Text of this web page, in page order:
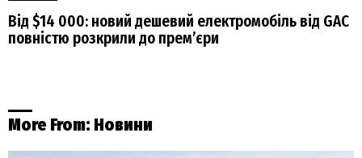
Від $14 000: новий дешевий електромобіль від GAC
повністю розкрили до прем’єри
More From: Новини